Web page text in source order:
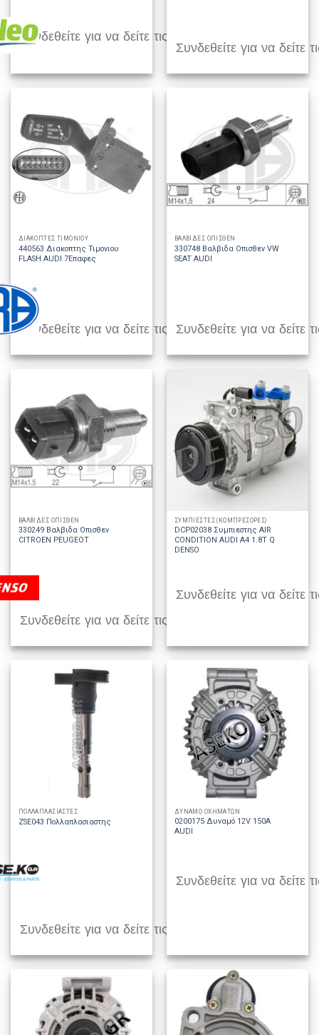
Συνδεθείτε για να δείτε τις τιμές
Συνδεθείτε για να δείτε
ΔΙΑΚΟΠΤΕΣ ΤΙΜΟΝΙΟΥ
440563 Διακοπτης Τιμονιου
FLASH AUDI 7Επαφες
Συνδεθείτε για να δείτε τις τιμές
ΒΑΛΒΙΔΕΣ ΟΠΙΣΘΕΝ
330748 Βαλβιδα Οπισθεν VW
SEAT AUDI
Συνδεθείτε για να δείτε
ΒΑΛΒΙΔΕΣ ΟΠΙΣΘΕΝ
330249 Βαλβιδα Οπισθεν
CITROEN PEUGEOT
Συνδεθείτε για να δείτε τις τιμές
ΣΥΜΠΙΕΣΤΕΣ (ΚΟΜΠΡΕΣΟΡΕΣ)
DCP02038 Συμπιεστης AIR
CONDITION AUDI A4 1.8T Q
DENSO
Συνδεθείτε για να δείτε
ΠΟΛΛΑΠΛΑΣΙΑΣΤΕΣ
ZSE043 Πολλαπλασιαστης
Συνδεθείτε για να δείτε τις τιμές
ΔΥΝΑΜΟ ΟΧΗΜΑΤΩΝ
0200175 Δυναμό 12V 150A
AUDI
Συνδεθείτε για να δείτε